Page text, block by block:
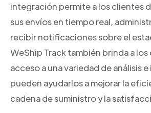
integración permite a los clientes
sus envíos en tiempo real,
recibir notificaciones sobre el
WeShip Track también brinda a los
acceso a una variedad de análisis
pueden ayudarlos a mejorar la
cadena de suministro y la